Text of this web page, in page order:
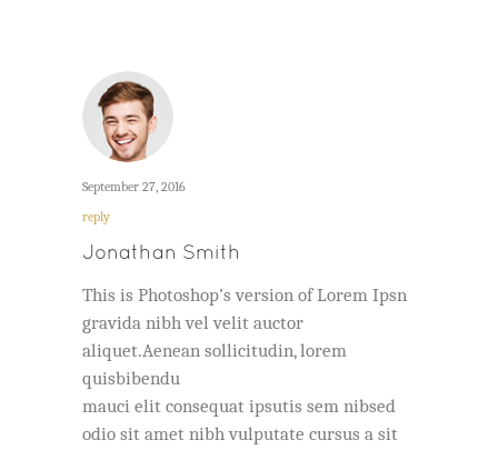
September 27, 2016
reply
Jonathan Smith
This is Photoshop’s version of Lorem Ipsn
gravida nibh vel velit auctor
aliquet.Aenean sollicitudin, lorem
quisbibendu
mauci elit consequat ipsutis sem nibsed
odio sit amet nibh vulputate cursus a sit